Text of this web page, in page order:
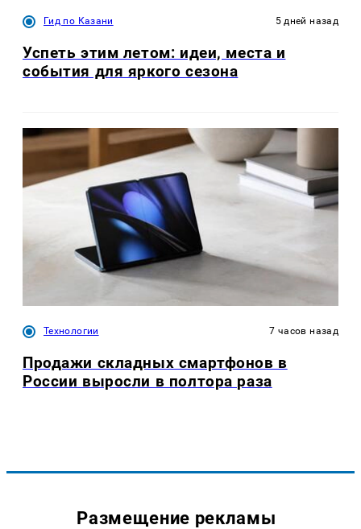
Гид по Казани 5 дней назад
Успеть этим летом: идеи, места и
события для яркого сезона
Технологии 7 часов назад
Продажи складных смартфонов в
России выросли в полтора раза
Размещение рекламы